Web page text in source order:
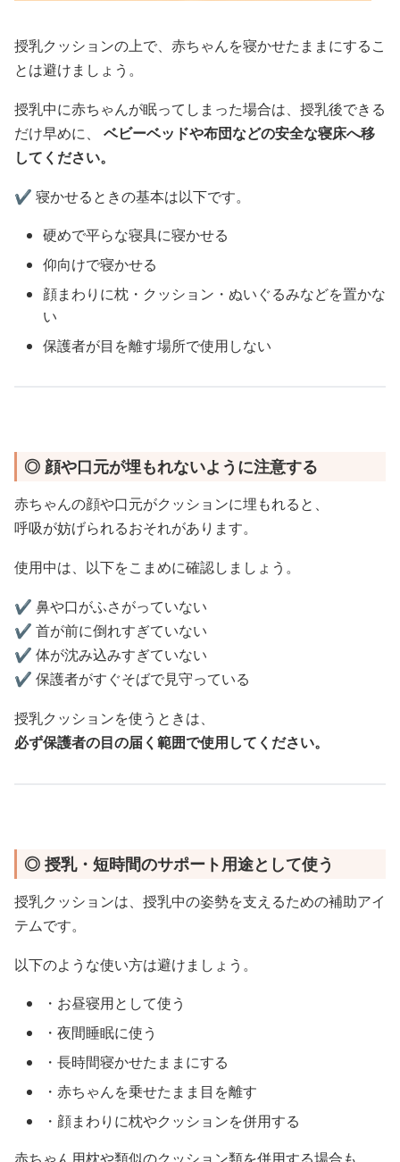
授乳クッションの上で、赤ちゃんを寝かせたままにするこ
とは避けましょう。
授乳中に赤ちゃんが眠ってしまった場合は、授乳後できる
だけ早めに、 ベビーベッドや布団などの安全な寝床へ移
してください。
✔️ 寝かせるときの基本は以下です。
硬めで平らな寝具に寝かせる
仰向けで寝かせる
顔まわりに枕・クッション・ぬいぐるみなどを置かな
い
保護者が目を離す場所で使用しない
◎ 顔や口元が埋もれないように注意する
赤ちゃんの顔や口元がクッションに埋もれると、
呼吸が妨げられるおそれがあります。
使用中は、以下をこまめに確認しましょう。
✔️ 鼻や口がふさがっていない
✔️ 首が前に倒れすぎていない
✔️ 体が沈み込みすぎていない
✔️ 保護者がすぐそばで見守っている
授乳クッションを使うときは、
必ず保護者の目の届く範囲で使用してください。
◎ 授乳・短時間のサポート用途として使う
授乳クッションは、授乳中の姿勢を支えるための補助アイ
テムです。
以下のような使い方は避けましょう。
・お昼寝用として使う
・夜間睡眠に使う
・長時間寝かせたままにする
・赤ちゃんを乗せたまま目を離す
・顔まわりに枕やクッションを併用する